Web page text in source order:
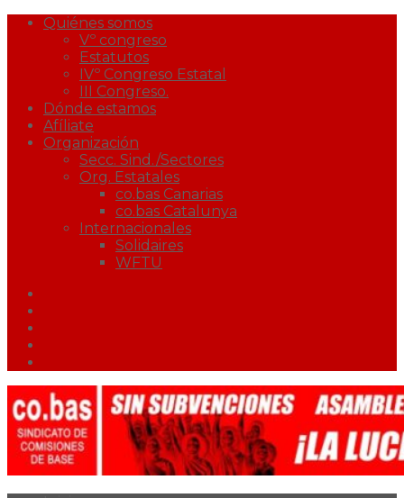
Quiénes somos
Vº congreso
Estatutos
IVº Congreso Estatal
III Congreso.
Dónde estamos
Afíliate
Organización
Secc. Sind./Sectores
Org. Estatales
co.bas Canarias
co.bas Catalunya
Internacionales
Solidaires
WFTU